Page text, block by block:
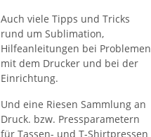
Auch viele Tipps und Tricks
rund um Sublimation,
Hilfeanleitungen bei Problemen
mit dem Drucker und bei der
Einrichtung.
Und eine Riesen Sammlung an
Druck. bzw. Pressparametern
für Tassen- und T-Shirtpressen